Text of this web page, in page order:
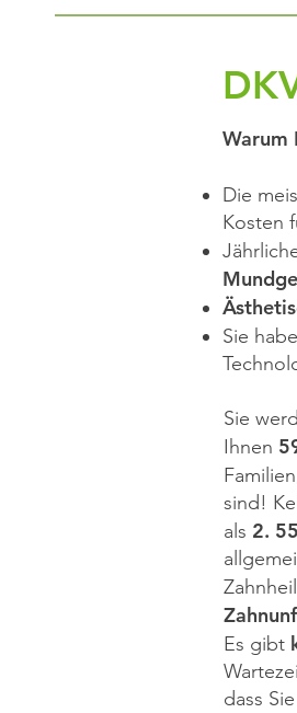
Warum
Die
Kosten
Sie
Sie
Ihnen
sind!
als 2.
Es gibt
dass